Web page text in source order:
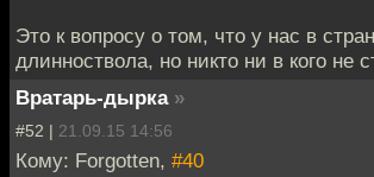
Это к вопросу о том, что у нас в
длинноствола, но никто ни в кого не
Вратарь-дырка »
#52 | 21.09.15 14:56
Кому: Forgotten, #40